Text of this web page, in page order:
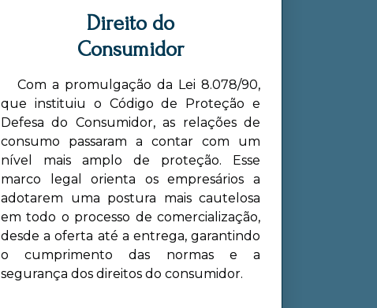
Direito do
Consumidor
Com a promulgação da Lei 8.078/90,
que instituiu o Código de Proteção e
Defesa do Consumidor, as relações de
consumo passaram a contar com um
nível mais amplo de proteção. Esse
marco legal orienta os empresários a
adotarem uma postura mais cautelosa
em todo o processo de comercialização,
desde a oferta até a entrega, garantindo
o cumprimento das normas e a
segurança dos direitos do consumidor.